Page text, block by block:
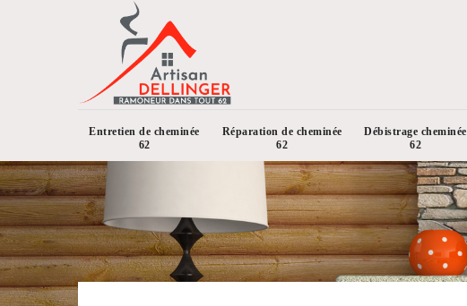
Entretien de cheminée
62
Réparation de cheminée
62
Débistrage cheminée
62